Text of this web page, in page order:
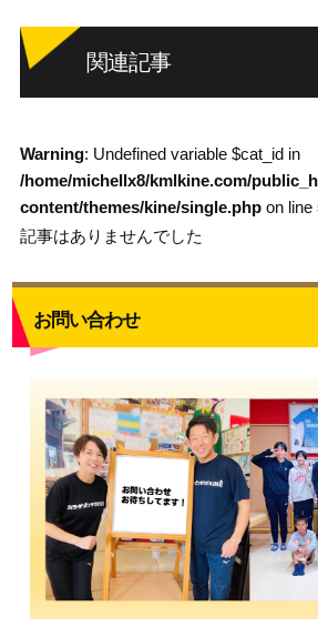
関連記事
Warning: Undefined variable $cat_id in
/home/michellx8/kmlkine.com/
content/themes/kine/single.phpon line
記事はありませんでした
お問い合わせ